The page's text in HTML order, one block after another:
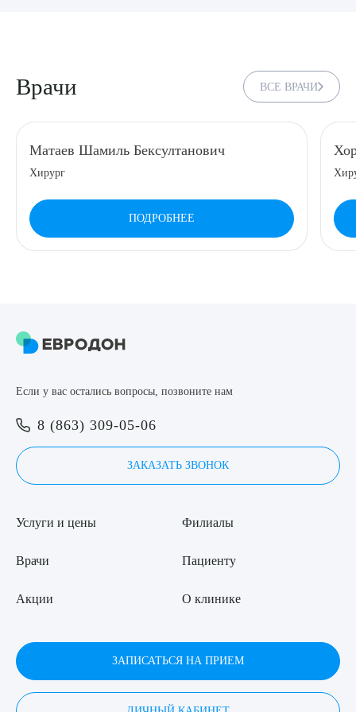
ЗАПИСЬ ОНЛАЙН
Врачи ВСЕ ВРАЧИ
Матаев Шамиль Бексултанович
Хирург
ПОДРОБНЕЕ
Если у вас остались вопросы, позвоните нам
8 (863) 309-05-06
ЗАКАЗАТЬ ЗВОНОК
Услуги и цены
Врачи
Акции
Филиалы
Пациенту
О клинике
ЗАПИСАТЬСЯ НА ПРИЕМ
Я даю согласие на
Выберите сопутствующую услугу